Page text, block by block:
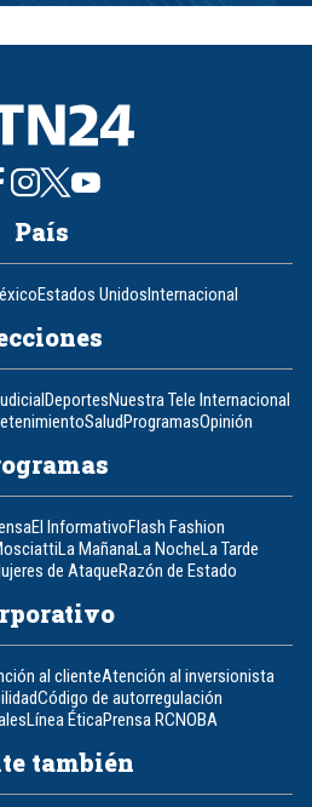
País
Estados UnidosInternacional
DeportesNuestra Tele Internacional
SaludProgramasOpinión
El InformativoFlash Fashion
La MañanaLa NocheLa Tarde
de AtaqueRazón de Estado
al clienteAtención al inversionista
Código de autorregulación
Línea ÉticaPrensa RCNOBA
también